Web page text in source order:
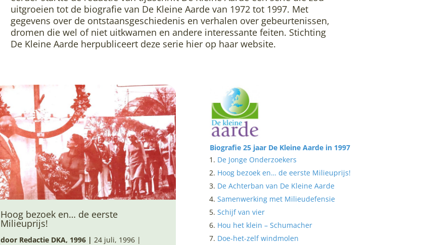
uitgroeien tot de biografie van De Kleine Aarde van 1972 tot 1997. Met
gegevens over de ontstaansgeschiedenis en verhalen over gebeurtenissen,
dromen die wel of niet uitkwamen en andere interessante feiten. Stichting
De Kleine Aarde herpubliceert deze serie hier op haar website.
Hoog bezoek en… de eerste
Milieuprijs!
door Redactie DKA, 1996 | 24 juli, 1996 |
Biografie 25 jaar De Kleine Aarde in 1997
De Jonge Onderzoekers
Hoog bezoek en… de eerste Milieuprijs!
De Achterban van De Kleine Aarde
Samenwerking met Milieudefensie
Schijf van vier
Hou het klein – Schumacher
Doe-het-zelf windmolen